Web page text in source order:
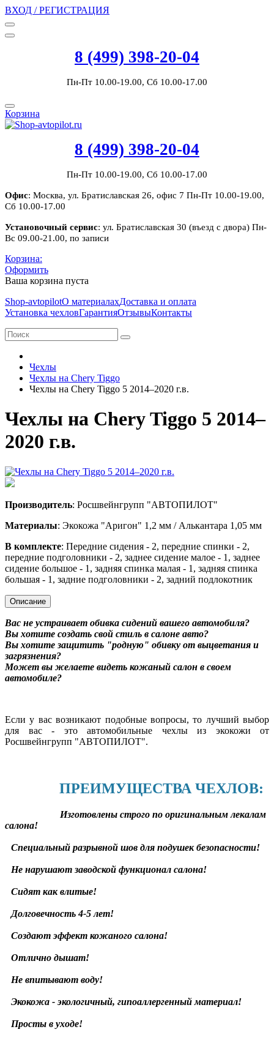
ВХОД / РЕГИСТРАЦИЯ
8 (499) 398-20-04
Пн-Пт 10.00-19.00, Сб 10.00-17.00
Корзина
8 (499) 398-20-04
Пн-Пт 10.00-19.00, Сб 10.00-17.00
Офис: Москва, ул. Братиславская 26, офис 7 Пн-Пт 10.00-19.00,
Сб 10.00-17.00
Установочный сервис: ул. Братиславская 30 (въезд с двора) Пн-
Вс 09.00-21.00, по записи
Корзина:
Оформить
Ваша корзина пуста
Shop-avtopilotО материалахДоставка и оплата
Установка чехловГарантияОтзывыКонтакты
Чехлы
Чехлы на Chery Tiggo
Чехлы на Chery Tiggo 5 2014–2020 г.в.
Чехлы на Chery Tiggo 5 2014–
2020 г.в.
Производитель: Росшвейнгрупп "АВТОПИЛОТ"
Материалы: Экокожа "Аригон" 1,2 мм / Алькантара 1,05 мм
В комплекте: Передние сидения - 2, передние спинки - 2,
передние подголовники - 2, заднее сидение малое - 1, заднее
сидение большое - 1, задняя спинка малая - 1, задняя спинка
большая - 1, задние подголовники - 2, задний подлокотник
Описание
Вас не устраивает обивка сидений вашего автомобиля?
Вы хотите создать свой стиль в салоне авто?
Вы хотите защитить "родную" обивку от выцветания и
загрязнения?
Может вы желаете видеть кожаный салон в своем
автомобиле?
Если у вас возникают подобные вопросы, то лучший выбор
для вас - это автомобильные чехлы из экокожи от
Росшвейнгрупп "АВТОПИЛОТ".
ПРЕИМУЩЕСТВА ЧЕХЛОВ:
Изготовлены строго по оригинальным лекалам
салона!
Специальный разрывной шов для подушек безопасности!
Не нарушают заводской функционал салона!
Сидят как влитые!
Долговечность 4-5 лет!
Создают эффект кожаного салона!
Отлично дышат!
Не впитывают воду!
Экокожа - экологичный, гипоаллергенный материал!
Просты в уходе!